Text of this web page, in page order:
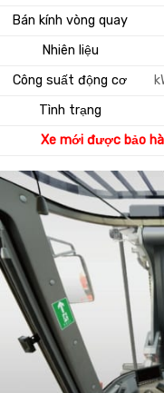
Bán kính vòng quay
Nhiên liệu
Công suất động cơ
Tình trạng
Xe mới được bảo